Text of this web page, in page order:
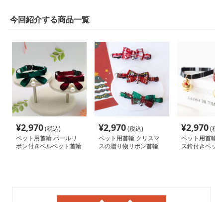
今回紹介する商品一覧
¥2,970(税込)
ペット用首輪 パールリ
ボン付きベルベット首輪
¥2,970(税込)
ペット用首輪 クリスマ
スの贈り物リボン首輪
¥2,970(税
ペット用首輪
ス鈴付きペッ